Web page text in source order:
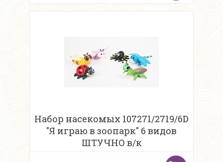
Набор насекомых 107271/2719/6D
"Я играю в зоопарк" 6 видов
ШТУЧНО в/к